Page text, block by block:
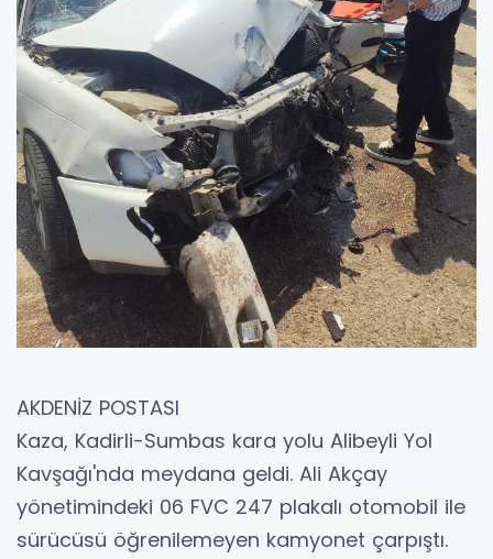
AKDENİZ POSTASI
Kaza, Kadirli-Sumbas kara yolu Alibeyli Yol
Kavşağı'nda meydana geldi. Ali Akçay
yönetimindeki 06 FVC 247 plakalı otomobil ile
sürücüsü öğrenilemeyen kamyonet çarpıştı.